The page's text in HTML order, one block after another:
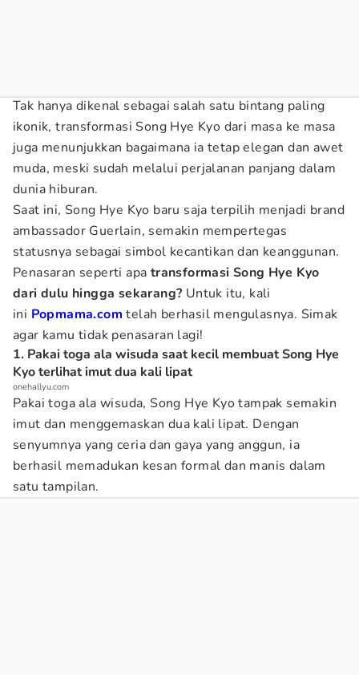
Tak hanya dikenal sebagai salah satu bintang paling
ikonik, transformasi Song Hye Kyo dari masa ke masa
juga menunjukkan bagaimana ia tetap elegan dan awet
muda, meski sudah melalui perjalanan panjang dalam
dunia hiburan.
Saat ini, Song Hye Kyo baru saja terpilih menjadi brand
ambassador Guerlain, semakin mempertegas
statusnya sebagai simbol kecantikan dan keanggunan.
Penasaran seperti apa transformasi Song Hye Kyo
dari dulu hingga sekarang? Untuk itu, kali
ini Popmama.com telah berhasil mengulasnya. Simak
agar kamu tidak penasaran lagi!
1. Pakai toga ala wisuda saat kecil membuat Song Hye
Kyo terlihat imut dua kali lipat
onehallyu.com
Pakai toga ala wisuda, Song Hye Kyo tampak semakin
imut dan menggemaskan dua kali lipat. Dengan
senyumnya yang ceria dan gaya yang anggun, ia
berhasil memadukan kesan formal dan manis dalam
satu tampilan.